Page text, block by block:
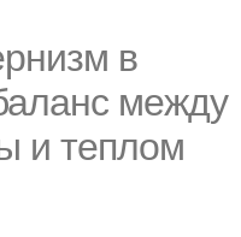
в
между
и теплом